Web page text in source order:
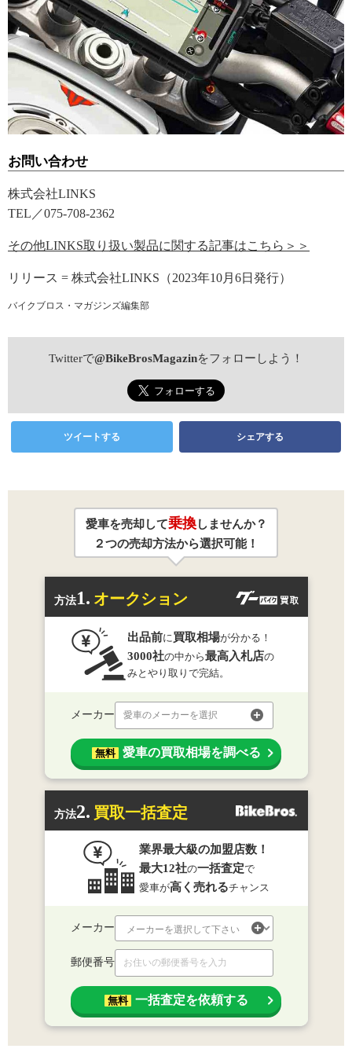
お問い合わせ
株式会社LINKS
TEL／075-708-2362
その他LINKS取り扱い製品に関する記事はこちら＞＞
リリース = 株式会社LINKS（2023年10月6日発行）
バイクブロス・マガジンズ編集部
Twitterで@BikeBrosMagazinをフォローしよう！
ツイートする シェアする
愛車を売却して乗換しませんか？
２つの売却方法から選択可能！
方法1. オークション
出品前に 買取相場が分かる！
3000社の中から最高入札店の
みとやり取りで完結。
メーカー 愛車のメーカーを選択
無料 愛車の買取相場を調べる
方法2. 買取一括査定
業界最大級の加盟店数！
最大12社の一括査定で
愛車が高く売れるチャンス
メーカー
郵便番号
無料 一括査定を依頼する